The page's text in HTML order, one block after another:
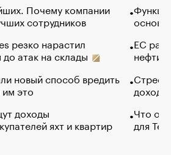
Почему компании
сотрудников
резко нарастил
атак на склады
новый способ вредить
это
доходы
яхт и квартир
основ
ЕС
нефти
Что
для